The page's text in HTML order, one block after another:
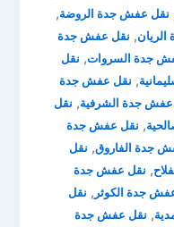
نقل عفش جدة الروضة,
, نقل عفش جدة
جدة السروات, نقل
, نقل عفش جدة
عفش جدة الشرفية, نقل
, نقل عفش جدة
جدة الفاروق, نقل
, نقل عفش جدة
جدة الكوثر , نقل
, نقل عفش جدة